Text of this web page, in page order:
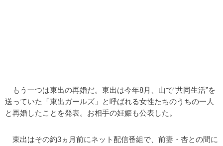
もう一つは東出の再婚だ。東出は今年8月、山で“共同生活”を
送っていた「東出ガールズ」と呼ばれる女性たちのうちの一人
と再婚したことを発表。お相手の妊娠も公表した。
東出はその約3ヵ月前にネット配信番組で、前妻・杏との間に